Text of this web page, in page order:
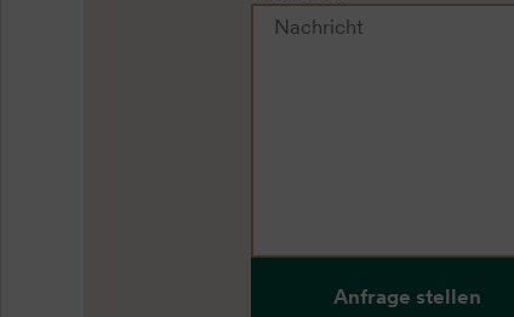
Anfrage stellen